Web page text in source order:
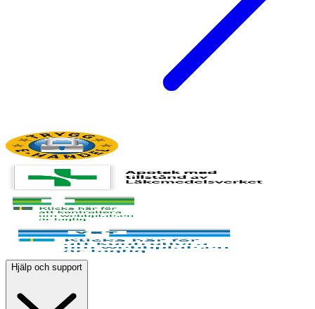
Hjälp och support